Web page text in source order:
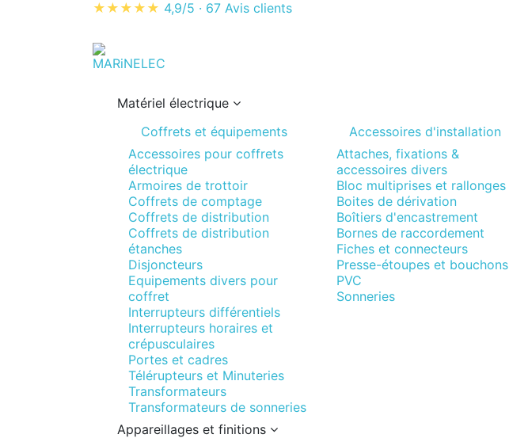
★★★★★ 4,9/5 · 67 Avis clients
Matériel électrique
Coffrets et équipements
Accessoires pour coffrets
électrique
Armoires de trottoir
Coffrets de comptage
Coffrets de distribution
Coffrets de distribution
étanches
Disjoncteurs
Equipements divers pour
coffret
Interrupteurs différentiels
Interrupteurs horaires et
crépusculaires
Portes et cadres
Télérupteurs et Minuteries
Transformateurs
Transformateurs de sonneries
Accessoires d'installation
Attaches, fixations &
accessoires divers
Bloc multiprises et rallonges
Boites de dérivation
Boîtiers d'encastrement
Bornes de raccordement
Fiches et connecteurs
Presse-étoupes et bouchons
PVC
Sonneries
Appareillages et finitions